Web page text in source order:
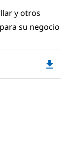
y otros
su negocio
file_download